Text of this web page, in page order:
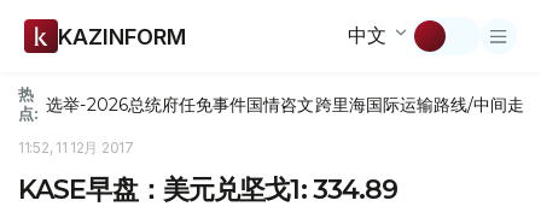
KAZINFORM 中文
热
点: 选举-2026总统府任免事件国情咨文跨里海国际运输路线/中间走廊
11:52, 11 12月 2017
KASE早盘：美元兑坚戈1: 334.89